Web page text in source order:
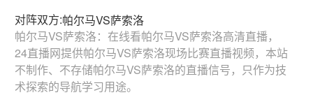
对阵双方:帕尔马VS萨索洛
帕尔马VS萨索洛：在线看帕尔马VS萨索洛高清直播，
24直播网提供帕尔马VS萨索洛现场比赛直播视频，本站
不制作、不存储帕尔马VS萨索洛的直播信号，只作为技
术探索的导航学习用途。